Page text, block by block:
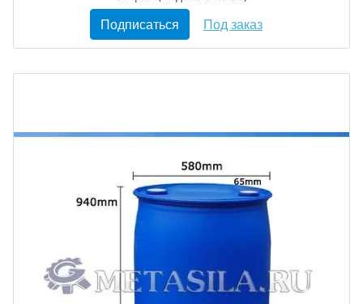
Подписаться Под заказ